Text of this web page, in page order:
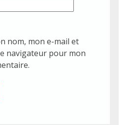
nom, mon e-mail et
navigateur pour mon